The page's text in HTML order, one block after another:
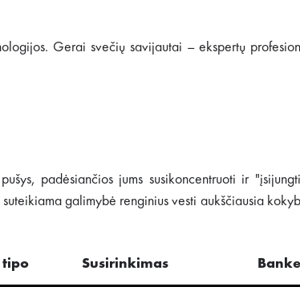
Gerai svečių savijautai – ekspertų
padėsiančios jums susikoncentruoti ir
galimybė renginius vesti aukščiausia
tipo Susirinkimas